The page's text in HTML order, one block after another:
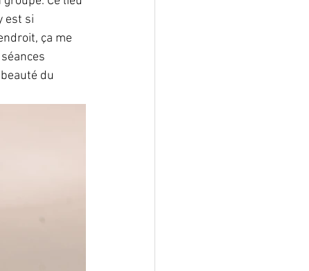
est si
ça me
du